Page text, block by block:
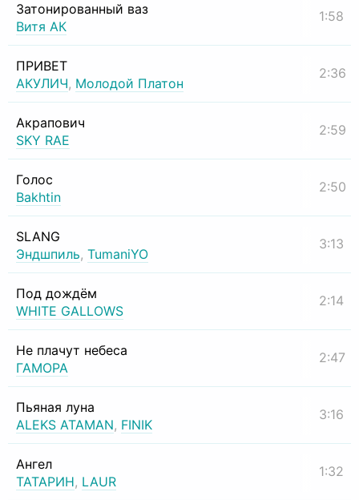
Затонированный ваз
Витя АК
1:58
ПРИВЕТ
АКУЛИЧ, Молодой Платон
2:36
Акрапович
SKY RAE
2:59
Голос
Bakhtin
2:50
SLANG
Эндшпиль, TumaniYO
3:13
Под дождём
WHITE GALLOWS
2:14
Не плачут небеса
ГАМОРА
2:47
Пьяная луна
ALEKS ATAMAN, FINIK
3:16
Ангел
ТАТАРИН, LAUR
1:32